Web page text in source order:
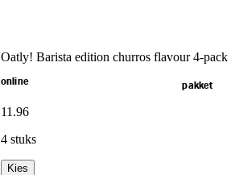
Oatly! Barista edition churros flavour 4-pack
online pakket
11 .96
4 stuks
Kies